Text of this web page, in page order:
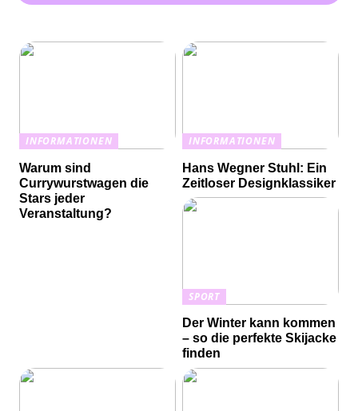
INFORMATIONEN
Warum sind
Currywurstwagen die
Stars jeder
Veranstaltung?
INFORMATIONEN
Hans Wegner Stuhl: Ein
Zeitloser Designklassiker
SPORT
Der Winter kann kommen
– so die perfekte Skijacke
finden